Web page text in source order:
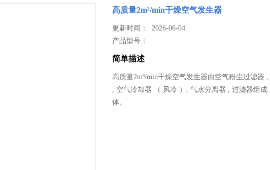
高质量2m³/min干燥空气发生器
更新时间： 2026-06-04
产品型号：
简单描述
高质量2m³/min干燥空气发生器由空气粉尘过滤器
, 空气冷却器 （ 风冷 ）, 气水分离器 , 过滤器组
体。